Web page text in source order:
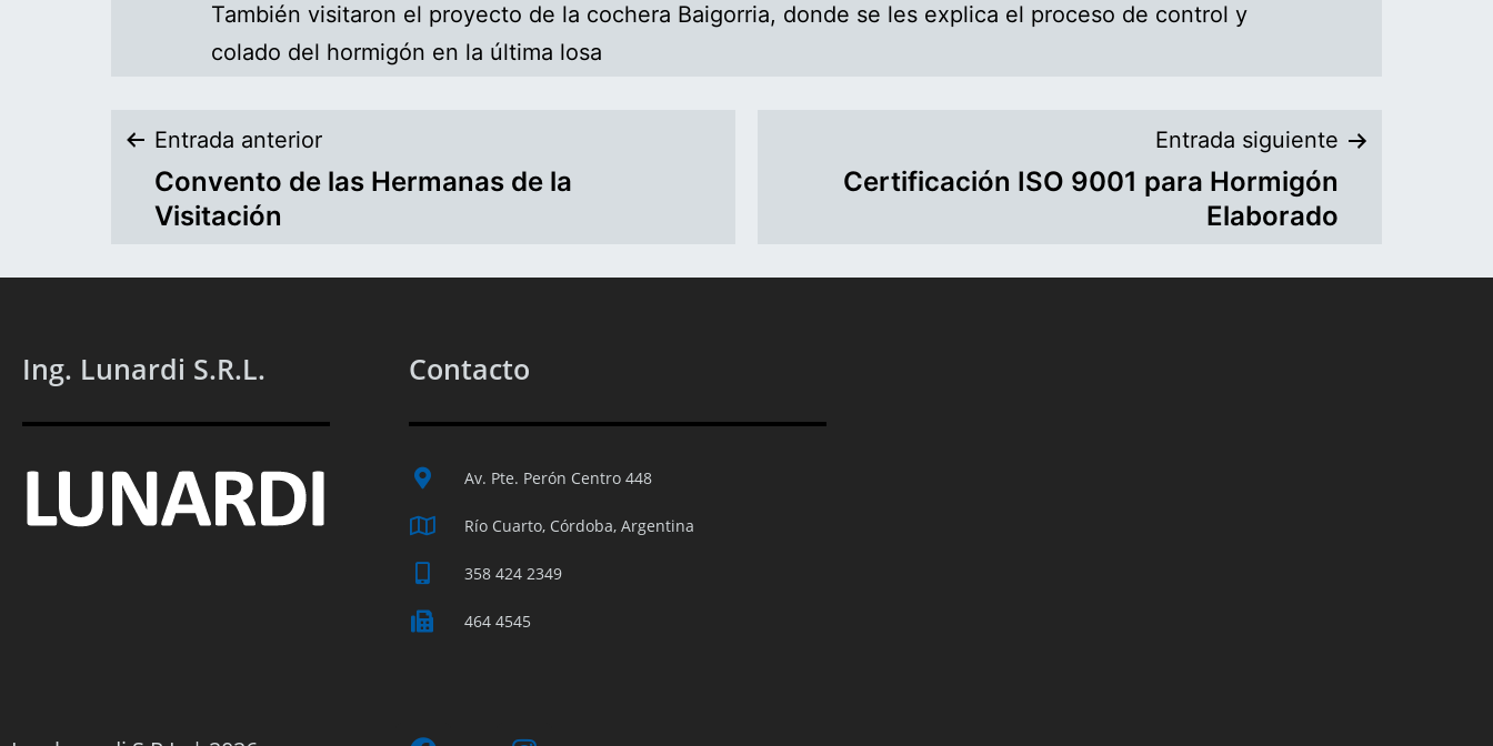
También visitaron el proyecto de la cochera Baigorria, donde se les explica el proceso de control y
colado del hormigón en la última losa
Entrada anterior
Convento de las Hermanas de la
Visitación
Entrada siguiente
Certificación ISO 9001 para Hormigón
Elaborado
Ing. Lunardi S.R.L. Contacto
Av. Pte. Perón Centro 448
Río Cuarto, Córdoba, Argentina
358 424 2349
464 4545